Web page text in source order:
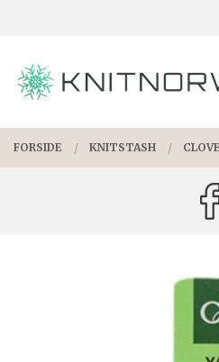
PRODUKTER
FORSIDE KNITSTASH